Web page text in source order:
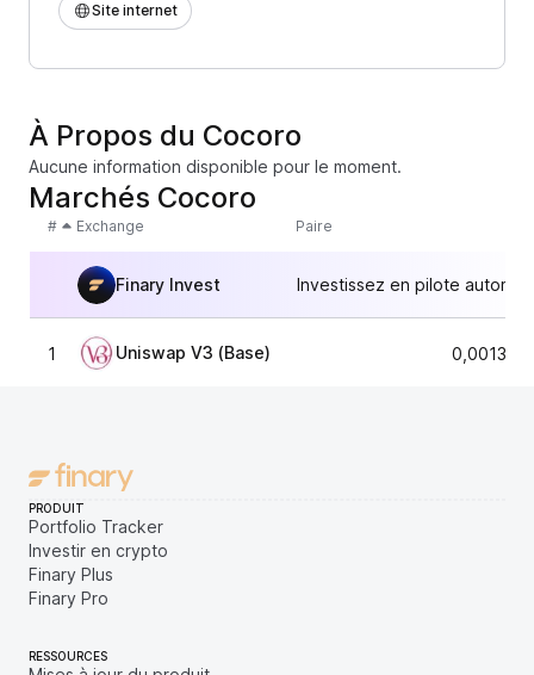
Site internet
À Propos du Cocoro
Aucune information disponible pour le moment.
Marchés Cocoro
# Exchange Paire
Finary Invest Investissez en pilote
1 Uniswap V3 (Base)
PRODUIT
Portfolio Tracker
Investir en crypto
Finary Plus
Finary Pro
RESSOURCES